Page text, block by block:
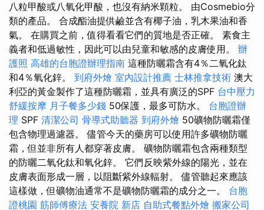
八粒甲酸或八氧化甲酸，也沒有納米顆粒。 由Cosmebio分
類的產品。 合成酯油提供鹼並含有椰子油，乳木果油和香
氣。 在購買之前，值得看看它們的質地是否正確。 素食主
義者和低過敏性，因此可以由兒童和敏感的皮膚使用。 辦
護照 高雄的台胞證辦理指南 這種防曬霜含有4％二氧化鈦
和4％氧化鋅。 到府外燴 室內設計推薦 士林推拿技術 澳大
利亞的黃金製作了這種防曬霜，並具有廣泛的SPF 台中壓力
舒緩按摩 月子餐多少錢 50保護，最多可防水。 台胞證辦
理 SPF 清潔公司 骨導式助聽器 到府外燴 50礦物防曬霜僅
包含物理過濾器。 儘管今天的藥房可以使用許多礦物防曬
霜，但並非所有人都穿著皮膚。 礦物防曬霜包含兩種類型
的防曬二氧化鈦和氧化鋅。 它們反映紫外線的陽光，並在
皮膚表面形成一層，以阻斷紫外線輻射。 儘管聽起來應該
這樣做，但礦物油通常不是礦物防曬霜的成分之一。 台胞
證桃園 筋師傅療法 安養院 新店 自助式餐點外燴 搬家公司